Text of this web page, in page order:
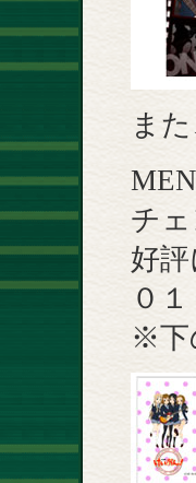
ま
チ
好
０
※下